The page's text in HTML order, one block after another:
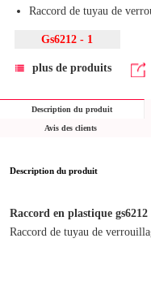
Raccord de tuyau de
Gs6212 - 1
plus de produits
Description du produit
Avis des clients
Description du produit
Raccord en plastique gs6212
Raccord de tuyau de